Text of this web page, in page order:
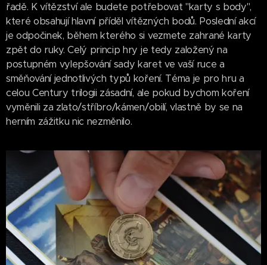
řadě. K vítězství ale budete potřebovat "karty s body",
které obsahují hlavní příděl vítězných bodů. Poslední akcí
je odpočinek, během kterého si vezmete zahrané karty
zpět do ruky. Celý princip hry je tedy založený na
postupném vylepšování sady karet ve vaší ruce a
směňování jednotlivých typů koření. Téma je pro hru a
celou Century trilogii zásadní, ale pokud bychom koření
vyměnili za zlato/stříbro/kámen/obilí, vlastně by se na
herním zážitku nic nezměnilo.